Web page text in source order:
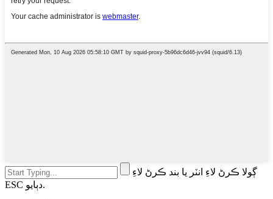
ڳولا ڪرڻ لاءِ انٽر يا بند ڪرڻ لاءِ
ESC دٻايو.